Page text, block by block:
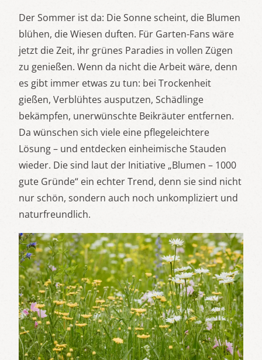
Der Sommer ist da: Die Sonne scheint, die Blumen
blühen, die Wiesen duften. Für Garten-Fans wäre
jetzt die Zeit, ihr grünes Paradies in vollen Zügen
zu genießen. Wenn da nicht die Arbeit wäre, denn
es gibt immer etwas zu tun: bei Trockenheit
gießen, Verblühtes ausputzen, Schädlinge
bekämpfen, unerwünschte Beikräuter entfernen.
Da wünschen sich viele eine pflegeleichtere
Lösung – und entdecken einheimische Stauden
wieder. Die sind laut der Initiative „Blumen – 1000
gute Gründe“ ein echter Trend, denn sie sind nicht
nur schön, sondern auch noch unkompliziert und
naturfreundlich.